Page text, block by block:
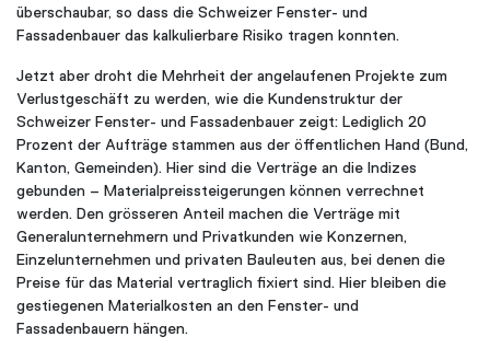
überschaubar, so dass die Schweizer Fenster- und
Fassadenbauer das kalkulierbare Risiko tragen konnten.
Jetzt aber droht die Mehrheit der angelaufenen Projekte zum
Verlustgeschäft zu werden, wie die Kundenstruktur der
Schweizer Fenster- und Fassadenbauer zeigt: Lediglich 20
Prozent der Aufträge stammen aus der öffentlichen Hand (Bund,
Kanton, Gemeinden). Hier sind die Verträge an die Indizes
gebunden – Materialpreissteigerungen können verrechnet
werden. Den grösseren Anteil machen die Verträge mit
Generalunternehmern und Privatkunden wie Konzernen,
Einzelunternehmen und privaten Bauleuten aus, bei denen die
Preise für das Material vertraglich fixiert sind. Hier bleiben die
gestiegenen Materialkosten an den Fenster- und
Fassadenbauern hängen.